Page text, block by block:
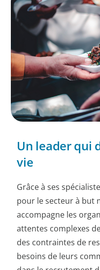
Un leader qui
vie
Grâce à ses
pour le secteur à but
accompagne les
attentes complexes
des contraintes de
besoins de leurs